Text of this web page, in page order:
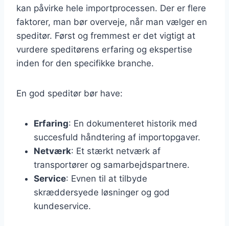
kan påvirke hele importprocessen. Der er flere
faktorer, man bør overveje, når man vælger en
speditør. Først og fremmest er det vigtigt at
vurdere speditørens erfaring og ekspertise
inden for den specifikke branche.
En god speditør bør have:
Erfaring: En dokumenteret historik med
succesfuld håndtering af importopgaver.
Netværk: Et stærkt netværk af
transportører og samarbejdspartnere.
Service: Evnen til at tilbyde
skræddersyede løsninger og god
kundeservice.